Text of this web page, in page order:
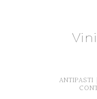
ANTIPASTI